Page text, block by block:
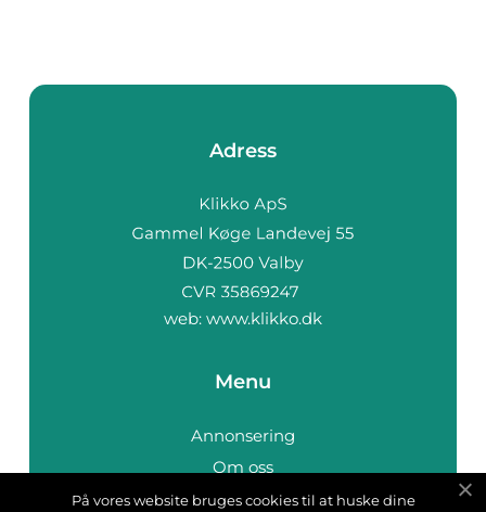
Adress
web: www.klikko.dk
Menu
Annonsering
Om oss
Cookies
På vores website bruges cookies til at huske dine